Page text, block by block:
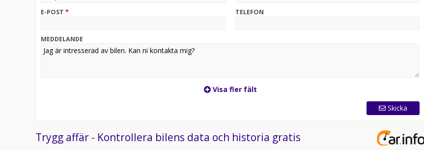
* Kontakta din säljare vid frågor!
E-POST * TELEFON
MEDDELANDE
Visa fler fält
Skicka
Trygg affär - Kontrollera bilens data och historia gratis